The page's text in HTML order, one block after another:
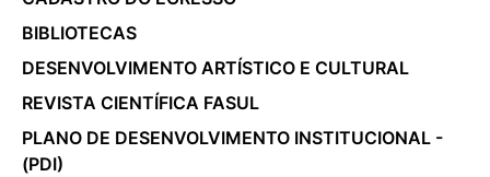
BIBLIOTECAS
DESENVOLVIMENTO ARTÍSTICO E CULTURAL
REVISTA CIENTÍFICA FASUL
PLANO DE DESENVOLVIMENTO INSTITUCIONAL -
(PDI)